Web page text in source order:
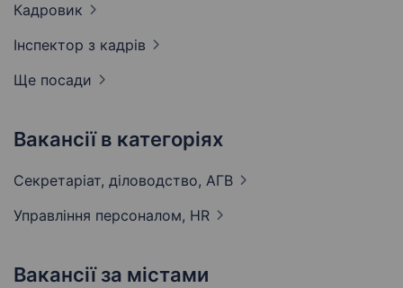
Кадровик
Інспектор з кадрів
Ще посади
Вакансії в категоріях
Секретаріат, діловодство, АГВ
Управління персоналом, HR
Вакансії за містами